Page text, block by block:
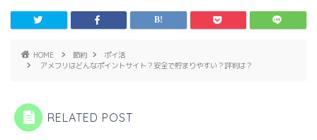
HOME 節約
ポイ活
アメフリはどんなポイントサイト？安全で貯まりやすい？評判は？
RELATED POST